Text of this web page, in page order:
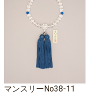
マンスリーNo38-11